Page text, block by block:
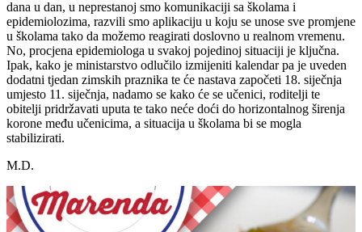
dana u dan, u neprestanoj smo komunikaciji sa školama i
epidemiolozima, razvili smo aplikaciju u koju se unose sve promjene
u školama tako da možemo reagirati doslovno u realnom vremenu.
No, procjena epidemiologa u svakoj pojedinoj situaciji je ključna.
Ipak, kako je ministarstvo odlučilo izmijeniti kalendar pa je uveden
dodatni tjedan zimskih praznika te će nastava započeti 18. siječnja
umjesto 11. siječnja, nadamo se kako će se učenici, roditelji te
obitelji pridržavati uputa te tako neće doći do horizontalnog širenja
korone među učenicima, a situacija u školama bi se mogla
stabilizirati.
M.D.